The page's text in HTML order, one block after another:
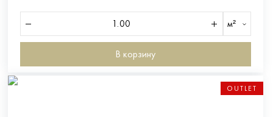
м²
В корзину
OUTLET